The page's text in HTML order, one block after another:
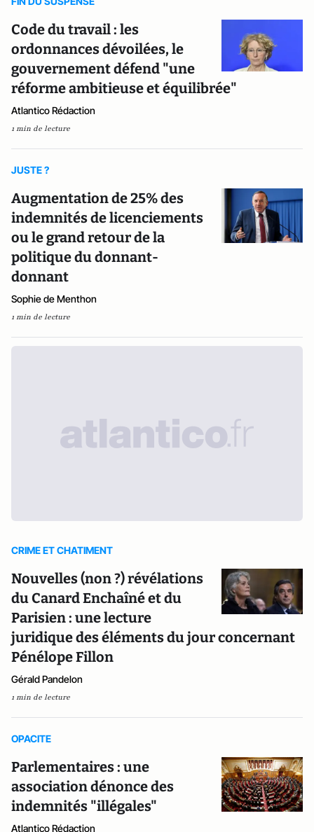
Code du travail : les
ordonnances dévoilées, le
gouvernement défend "une
réforme ambitieuse et équilibrée"
Atlantico Rédaction
1 min de lecture
JUSTE ?
Augmentation de 25% des
indemnités de licenciements
ou le grand retour de la
politique du donnant-
donnant
Sophie de Menthon
1 min de lecture
CRIME ET CHATIMENT
Nouvelles (non ?) révélations
du Canard Enchaîné et du
Parisien : une lecture
juridique des éléments du jour concernant
Pénélope Fillon
Gérald Pandelon
1 min de lecture
OPACITE
Parlementaires : une
association dénonce des
indemnités "illégales"
Atlantico Rédaction